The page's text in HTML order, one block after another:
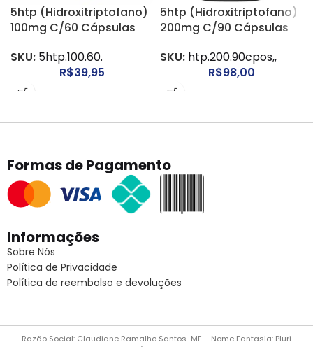
5htp (Hidroxitriptofano)
100mg C/60 Cápsulas
SKU: 5htp.100.60.
R$39,95
5htp (Hidroxitriptofano)
200mg C/90 Cápsulas
SKU: htp.200.90cpos,,
R$98,00
Formas de Pagamento
Informações
Sobre Nós
Política de Privacidade
Política de reembolso e devoluções
Razão Social: Claudiane Ramalho Santos-ME – Nome Fantasia: Pluri